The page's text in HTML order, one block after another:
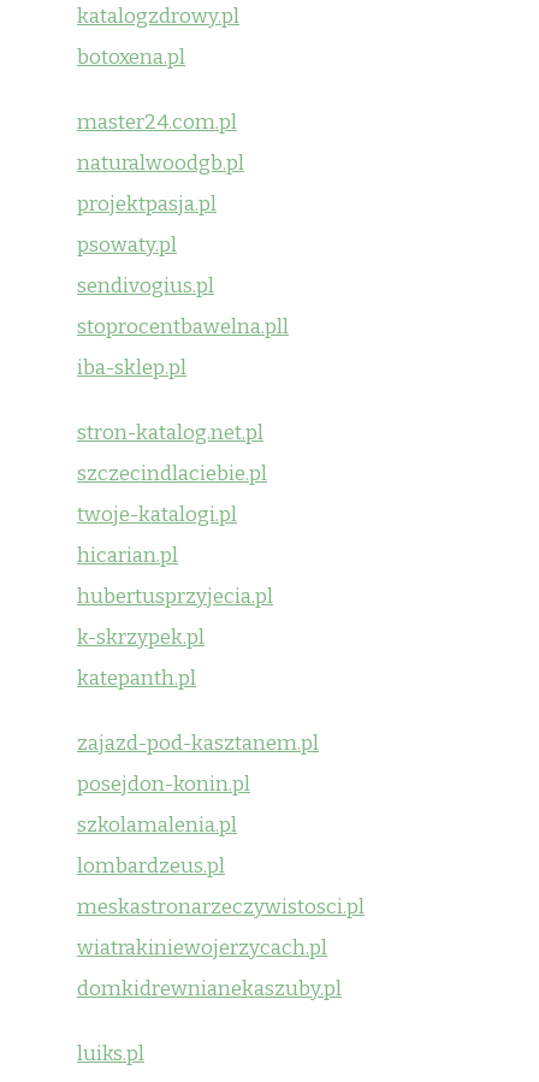
katalogzdrowy.pl
botoxena.pl
master24.com.pl
naturalwoodgb.pl
projektpasja.pl
psowaty.pl
sendivogius.pl
stoprocentbawelna.pll
iba-sklep.pl
stron-katalog.net.pl
szczecindlaciebie.pl
twoje-katalogi.pl
hicarian.pl
hubertusprzyjecia.pl
k-skrzypek.pl
katepanth.pl
zajazd-pod-kasztanem.pl
posejdon-konin.pl
szkolamalenia.pl
lombardzeus.pl
meskastronarzeczywistosci.pl
wiatrakiniewojerzycach.pl
domkidrewnianekaszuby.pl
luiks.pl